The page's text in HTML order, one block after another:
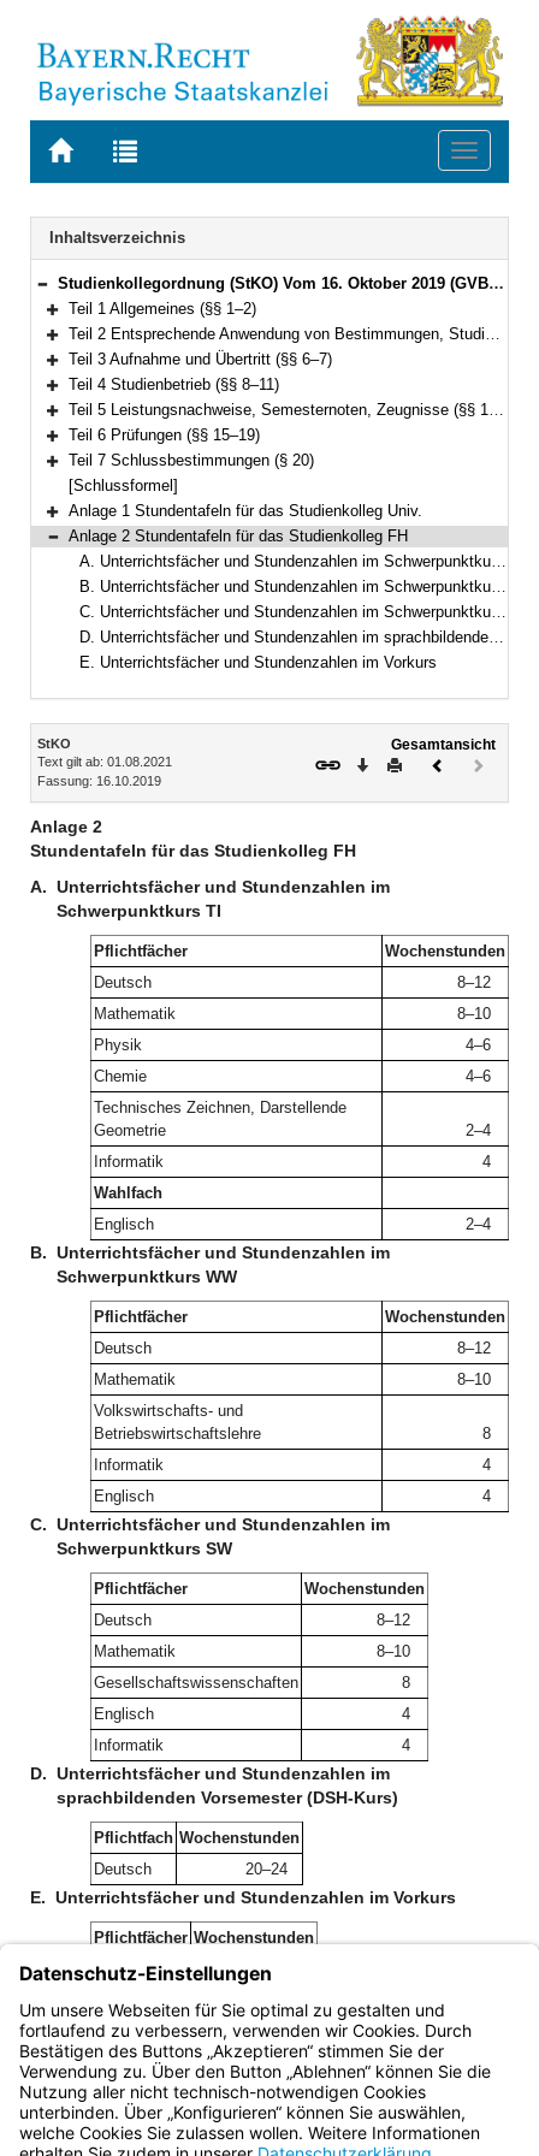
Zur
BAYERN.RECHT
Zur
letzten
Suche
Toggle
Navigation
Inhaltsverzeichnis
Bereich reduzieren
Studienkollegordnung (StKO) Vom 16. Oktober 2019 (GVBl. S. 619) BayRS 2235-3-1-K (§§ 1–20)
Bereich erweitern
Teil 1 Allgemeines (§§ 1–2)
Bereich erweitern
Teil 2 Entsprechende Anwendung von Bestimmungen, Studierende, Kollegforum (§§ 3–5)
Bereich erweitern
Teil 3 Aufnahme und Übertritt (§§ 6–7)
Bereich erweitern
Teil 4 Studienbetrieb (§§ 8–11)
Bereich erweitern
Teil 5 Leistungsnachweise, Semesternoten, Zeugnisse (§§ 12–14)
Bereich erweitern
Teil 6 Prüfungen (§§ 15–19)
Bereich erweitern
Teil 7 Schlussbestimmungen (§ 20)
[Schlussformel]
Bereich erweitern
Anlage 1 Stundentafeln für das Studienkolleg Univ.
Bereich reduzieren
Anlage 2 Stundentafeln für das Studienkolleg FH
A. Unterrichtsfächer und Stundenzahlen im Schwerpunktkurs TI
B. Unterrichtsfächer und Stundenzahlen im Schwerpunktkurs WW
C. Unterrichtsfächer und Stundenzahlen im Schwerpunktkurs SW
D. Unterrichtsfächer und Stundenzahlen im sprachbildenden Vorsemester (DSH-Kurs)
E. Unterrichtsfächer und Stundenzahlen im Vorkurs
Inhalt
StKO
Text gilt ab: 01.08.2021
Fassung: 16.10.2019
Gesamtansicht
Download
DruckenVorheriges
(inaktiv)
Anlage 2
Stundentafeln für das Studienkolleg FH
A. Unterrichtsfächer und Stundenzahlen im
Schwerpunktkurs TI
Pflichtfächer
Wochenstunden
Deutsch
8–12
Mathematik
8–10
Physik
4–6
Chemie
4–6
Technisches Zeichnen, Darstellende
Geometrie
2–4
Informatik
4
Wahlfach
Englisch
2–4
B. Unterrichtsfächer und Stundenzahlen im
Schwerpunktkurs WW
Pflichtfächer
Wochenstunden
Deutsch
8–12
Mathematik
8–10
Volkswirtschafts- und
Betriebswirtschaftslehre
8
Informatik
4
Englisch
4
C. Unterrichtsfächer und Stundenzahlen im
Schwerpunktkurs SW
Pflichtfächer
Wochenstunden
Deutsch
8–12
Mathematik
8–10
Gesellschaftswissenschaften
8
Englisch
4
Informatik
4
D. Unterrichtsfächer und Stundenzahlen im
sprachbildenden Vorsemester (DSH-Kurs)
Pflichtfach Wochenstunden
Deutsch
20–24
E. Unterrichtsfächer und Stundenzahlen im Vorkurs
Pflichtfächer Wochenstunden
Deutsch
20–24
Mathematik
4–8
Englisch
2–4
Bayern.de
BayernPortal